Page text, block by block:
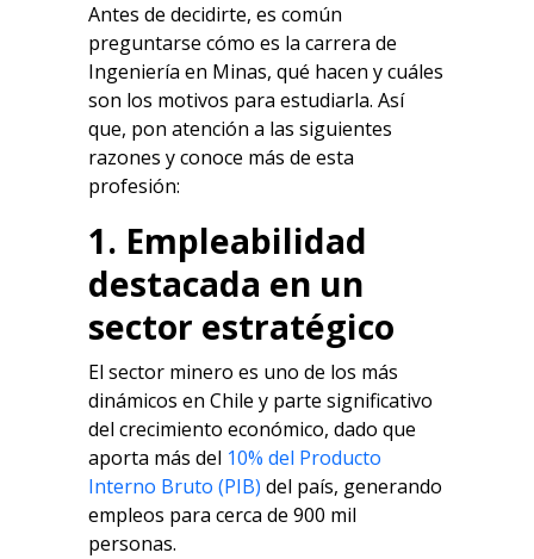
Antes de decidirte, es común
preguntarse cómo es la carrera de
Ingeniería en Minas, qué hacen y cuáles
son los motivos para estudiarla. Así
que, pon atención a las siguientes
razones y conoce más de esta
profesión:
1. Empleabilidad
destacada en un
sector estratégico
El sector minero es uno de los más
dinámicos en Chile y parte significativo
del crecimiento económico, dado que
aporta más del 10% del Producto
Interno Bruto (PIB) del país, generando
empleos para cerca de 900 mil
personas.